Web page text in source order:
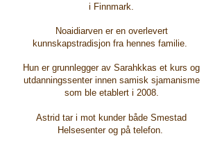
i Finnmark.
Noaidiarven er en overlevert
kunnskapstradisjon fra hennes familie.
Hun er grunnlegger av Sarahkkas et kurs og
utdanningssenter innen samisk sjamanisme
som ble etablert i 2008.
Astrid tar i mot kunder både Smestad
Helsesenter og på telefon.